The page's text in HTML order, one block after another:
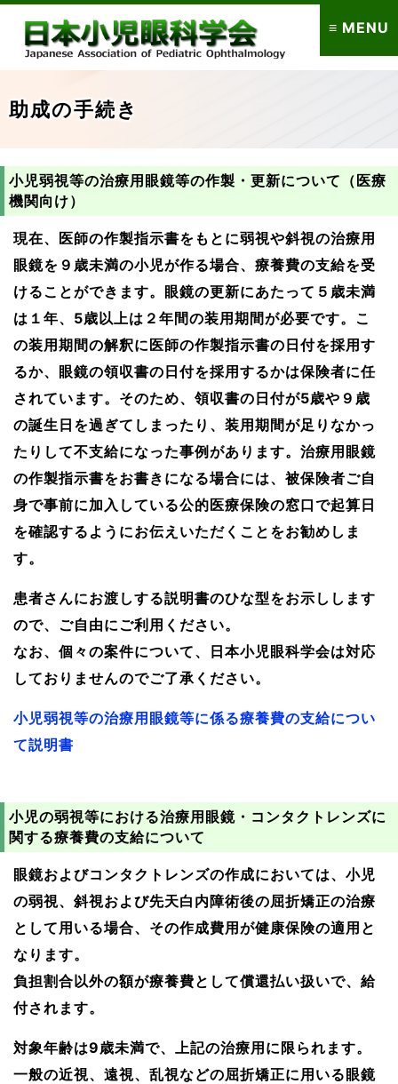
助成の手続き
小児弱視等の治療用眼鏡等の作製・更新について（医療
機関向け）
現在、医師の作製指示書をもとに弱視や斜視の治療用
眼鏡を９歳未満の小児が作る場合、療養費の支給を受
けることができます。眼鏡の更新にあたって５歳未満
は１年、5歳以上は２年間の装用期間が必要です。こ
の装用期間の解釈に医師の作製指示書の日付を採用す
るか、眼鏡の領収書の日付を採用するかは保険者に任
されています。そのため、領収書の日付が5歳や９歳
の誕生日を過ぎてしまったり、装用期間が足りなかっ
たりして不支給になった事例があります。治療用眼鏡
の作製指示書をお書きになる場合には、被保険者ご自
身で事前に加入している公的医療保険の窓口で起算日
を確認するようにお伝えいただくことをお勧めしま
す。
患者さんにお渡しする説明書のひな型をお示しします
ので、ご自由にご利用ください。
なお、個々の案件について、日本小児眼科学会は対応
しておりませんのでご了承ください。
小児弱視等の治療用眼鏡等に係る療養費の支給につい
て説明書
小児の弱視等における治療用眼鏡・コンタクトレンズに
関する療養費の支給について
眼鏡およびコンタクトレンズの作成においては、小児
の弱視、斜視および先天白内障術後の屈折矯正の治療
として用いる場合、その作成費用が健康保険の適用と
なります。
負担割合以外の額が療養費として償還払い扱いで、給
付されます。
対象年齢は9歳未満で、上記の治療用に限られます。
一般の近視、遠視、乱視などの屈折矯正に用いる眼鏡
≡ MENU